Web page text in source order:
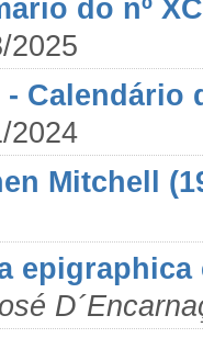
do nº
2025
Calendário
2024
Mitchell